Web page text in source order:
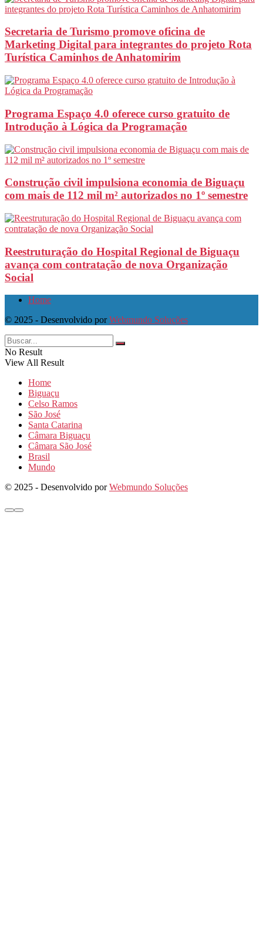
Secretaria de Turismo promove oficina de
Marketing Digital para integrantes do projeto Rota
Turística Caminhos de Anhatomirim
Programa Espaço 4.0 oferece curso gratuito de
Introdução à Lógica da Programação
Construção civil impulsiona economia de Biguaçu
com mais de 112 mil m² autorizados no 1º semestre
Reestruturação do Hospital Regional de Biguaçu
avança com contratação de nova Organização
Social
Home
© 2025 - Desenvolvido porWebmundo Soluções
No Result
View All Result
Home
Biguaçu
Celso Ramos
São José
Santa Catarina
Câmara Biguaçu
Câmara São José
Brasil
Mundo
© 2025 - Desenvolvido porWebmundo Soluções